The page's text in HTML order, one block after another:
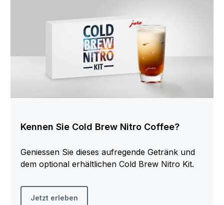
Kennen Sie Cold Brew Nitro Coffee?
Geniessen Sie dieses aufregende Getränk und
dem optional erhältlichen Cold Brew Nitro Kit.
Jetzt erleben